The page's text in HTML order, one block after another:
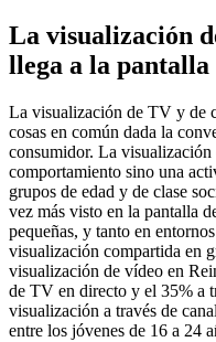
La visualización
llega a la pantalla
La visualización de TV y de
cosas en común dada la
consumidor. La
comportamiento sino una
grupos de edad y de clase
vez más visto en la pantalla
pequeñas, y tanto en
visualización compartida en
visualización de vídeo en
de TV en directo y el 35% a
visualización a través de
entre los jóvenes de 16 a 24